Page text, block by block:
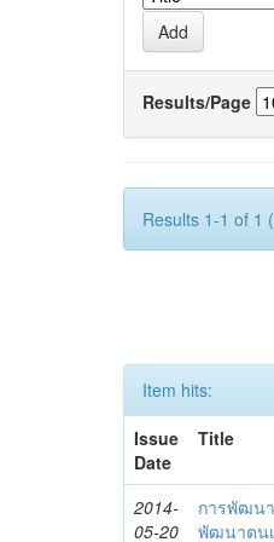
Results/Page
Results 1-1 of 1
Item hits:
Issue
Date
Title
2014-
05-20
การพัฒน
พัฒนาตน